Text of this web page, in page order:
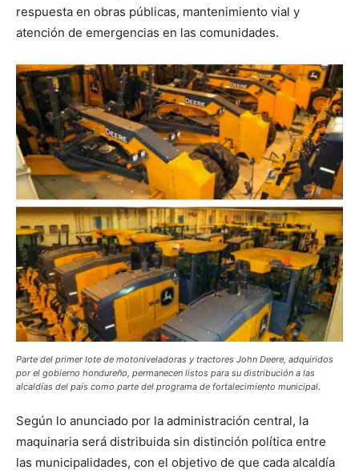
respuesta en obras públicas, mantenimiento vial y
atención de emergencias en las comunidades.
Parte del primer lote de motoniveladoras y tractores John Deere, adquiridos
por el gobierno hondureño, permanecen listos para su distribución a las
alcaldías del país como parte del programa de fortalecimiento municipal.
Según lo anunciado por la administración central, la
maquinaria será distribuida sin distinción política entre
las municipalidades, con el objetivo de que cada alcaldía